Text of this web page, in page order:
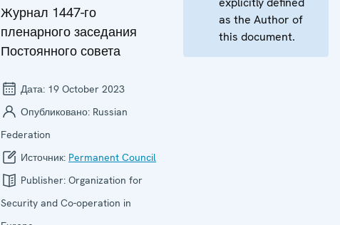
Журнал 1447-го
пленарного заседания
Постоянного совета
Дата: 19 October 2023
Опубликовано: Russian
Federation
Источник: Permanent Council
Publisher: Organization for
Security and Co-operation in
as the Author of
this document.